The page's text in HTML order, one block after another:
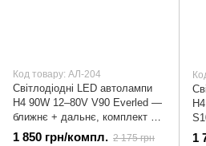
Код товару: АЛ-204
Світлодіодні LED автолампи
H4 90W 12–80V V90 Everled —
ближнє + дальнє, комплект 2
шт | АЛ-204
1 850 грн/компл. 2 175 грн 1